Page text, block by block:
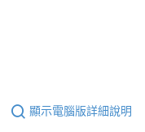
顯示電腦版詳細說明